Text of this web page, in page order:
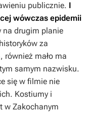
publicznie. I
wówczas epidemii
na drugim planie
za
również mało ma
samym nazwisku.
się w filmie nie
Kostiumy i
w Zakochanym